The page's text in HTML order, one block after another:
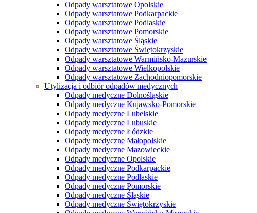
Odpady warsztatowe Opolskie
Odpady warsztatowe Podkarpackie
Odpady warsztatowe Podlaskie
Odpady warsztatowe Pomorskie
Odpady warsztatowe Śląskie
Odpady warsztatowe Świętokrzyskie
Odpady warsztatowe Warmińsko-Mazurskie
Odpady warsztatowe Wielkopolskie
Odpady warsztatowe Zachodniopomorskie
Utylizacja i odbiór odpadów medycznych
Odpady medyczne Dolnośląskie
Odpady medyczne Kujawsko-Pomorskie
Odpady medyczne Lubelskie
Odpady medyczne Lubuskie
Odpady medyczne Łódzkie
Odpady medyczne Małopolskie
Odpady medyczne Mazowieckie
Odpady medyczne Opolskie
Odpady medyczne Podkarpackie
Odpady medyczne Podlaskie
Odpady medyczne Pomorskie
Odpady medyczne Śląskie
Odpady medyczne Świętokrzyskie